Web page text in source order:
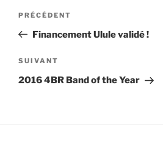
Navigation
l’article
Article
précédent
PRÉCÉDENT
Financement Ulule validé !
Article
suivant
SUIVANT
2016 4BR Band of the Year